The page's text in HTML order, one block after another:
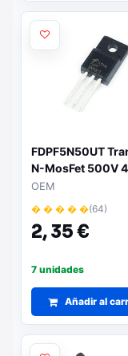
FDPF5N50UT
N-MosFet 500V
28W TO220-3
OEM
� � � � �(64)
2,35 €
7 unidades
Añadir al